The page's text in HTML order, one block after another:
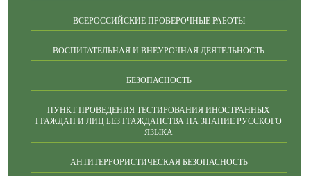
ВСЕРОССИЙСКИЕ ПРОВЕРОЧНЫЕ РАБОТЫ
ВОСПИТАТЕЛЬНАЯ И ВНЕУРОЧНАЯ ДЕЯТЕЛЬНОСТЬ
БЕЗОПАСНОСТЬ
ПУНКТ ПРОВЕДЕНИЯ ТЕСТИРОВАНИЯ ИНОСТРАННЫХ
ГРАЖДАН И ЛИЦ БЕЗ ГРАЖДАНСТВА НА ЗНАНИЕ РУССКОГО
ЯЗЫКА
АНТИТЕРРОРИСТИЧЕСКАЯ БЕЗОПАСНОСТЬ